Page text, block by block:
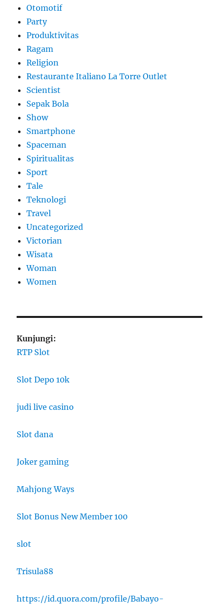
Otomotif
Party
Produktivitas
Ragam
Religion
Restaurante Italiano La Torre Outlet
Scientist
Sepak Bola
Show
Smartphone
Spaceman
Spiritualitas
Sport
Tale
Teknologi
Travel
Uncategorized
Victorian
Wisata
Woman
Women
Kunjungi:
RTP Slot
Slot Depo 10k
judi live casino
Slot dana
Joker gaming
Mahjong Ways
Slot Bonus New Member 100
slot
Trisula88
https://id.quora.com/profile/Babayo-